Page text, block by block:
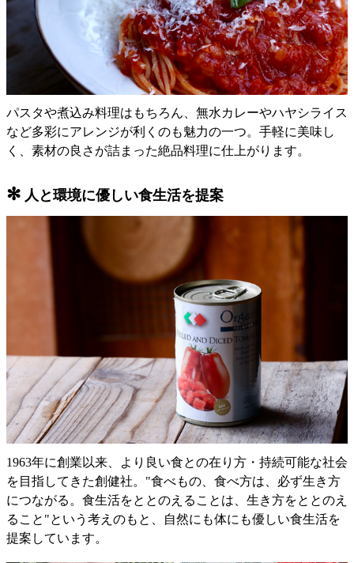
パスタや煮込み料理はもちろん、無水カレーやハヤシライス
など多彩にアレンジが利くのも魅力の一つ。手軽に美味し
く、素材の良さが詰まった絶品料理に仕上がります。
✻ 人と環境に優しい食生活を提案
1963年に創業以来、より良い食との在り方・持続可能な社会
を目指してきた創健社。"食べもの、食べ方は、必ず生き方
につながる。食生活をととのえることは、生き方をととのえ
ること"という考えのもと、自然にも体にも優しい食生活を
提案しています。